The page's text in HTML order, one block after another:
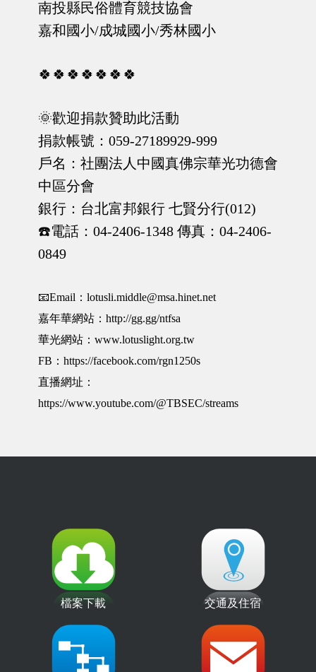
南投縣民俗體育競技協會
嘉和國小/成城國小/秀林國小
🍀🍀🍀🍀🍀🍀🍀
🌞歡迎捐款贊助此活動
捐款帳號：059-27189929-999
戶名：社團法人中國真佛宗華光功德會
中區分會
銀行：台北富邦銀行 七賢分行(012)
☎️電話：04-2406-1348 傳真：04-2406-
0849
📧Email：lotusli.middle@msa.hinet.net
嘉年華網站：http://gg.gg/ntfsa
華光網站：www.lotuslight.org.tw
FB：https://facebook.com/rgn1250s
直播網址：
https://www.youtube.com/@TBSEC/streams
檔案下載 交通及住宿